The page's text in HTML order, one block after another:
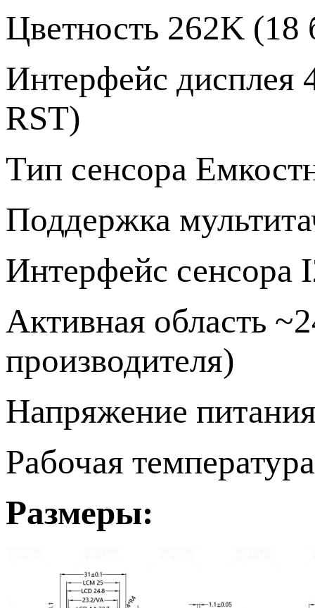
Цветность 262K (18
Интерфейс дисплея
RST)
Тип сенсора
Поддержка
Интерфейс сенсора
Активная область
производителя)
Напряжение
Рабочая
Размеры: